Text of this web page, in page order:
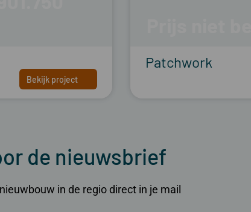
Bekijk project
Patchwork
de nieuwsbrief
in de regio direct in je mail